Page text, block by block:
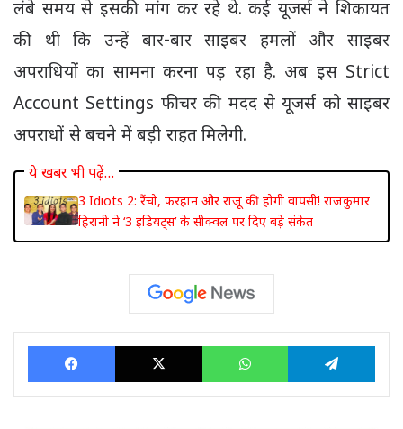
लंबे समय से इसकी मांग कर रहे थे. कई यूजर्स ने शिकायत
की थी कि उन्हें बार-बार साइबर हमलों और साइबर
अपराधियों का सामना करना पड़ रहा है. अब इस Strict
Account Settings फीचर की मदद से यूजर्स को साइबर
अपराधों से बचने में बड़ी राहत मिलेगी.
ये खबर भी पढ़ें…
3 Idiots 2: रैंचो, फरहान और राजू की होगी वापसी! राजकुमार
हिरानी ने ‘3 इडियट्स’ के सीक्वल पर दिए बड़े संकेत
Facebook X WhatsApp